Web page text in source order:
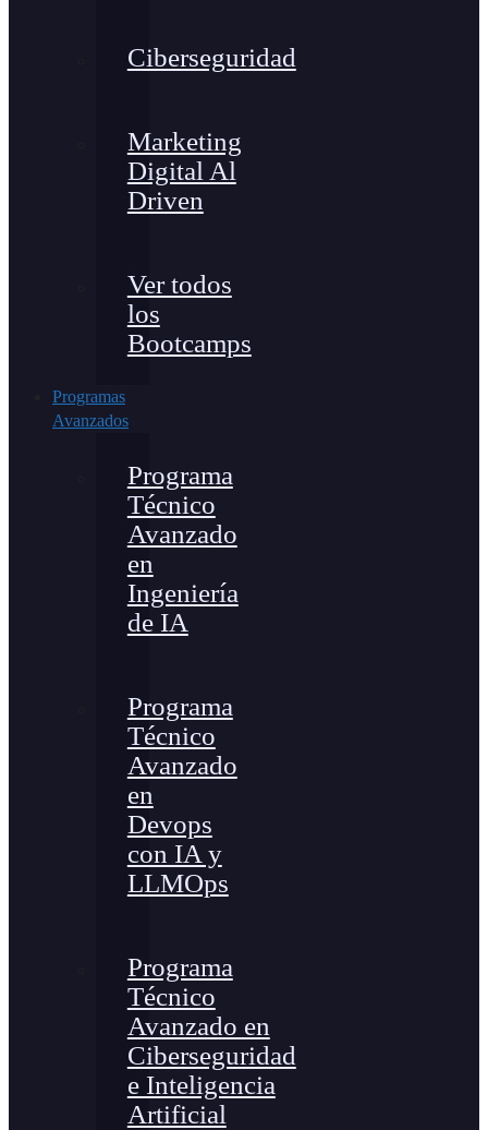
Ciberseguridad
Marketing
Digital Al
Driven
Ver todos
los
Bootcamps
Programas
Avanzados
Programa
Técnico
Avanzado
en
Ingeniería
de IA
Programa
Técnico
Avanzado
en
Devops
con IA y
LLMOps
Programa
Técnico
Avanzado en
Ciberseguridad
e Inteligencia
Artificial